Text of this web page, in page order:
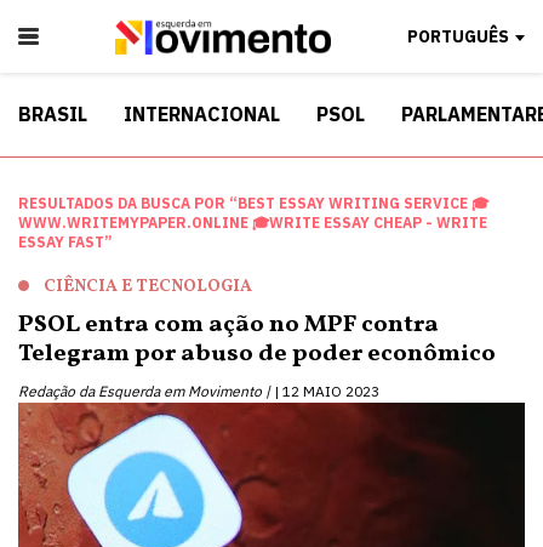
PORTUGUÊS
BRASIL INTERNACIONAL PSOL
RESULTADOS DA BUSCA POR “BEST ESSAY WRITING SERVICE 🎓
WWW.WRITEMYPAPER.ONLINE 🎓WRITE ESSAY CHEAP - WRITE
ESSAY FAST”
CIÊNCIA E TECNOLOGIA
PSOL entra com ação no MPF contra
Telegram por abuso de poder econômico
Redação da Esquerda em Movimento | 12 MAIO 2023